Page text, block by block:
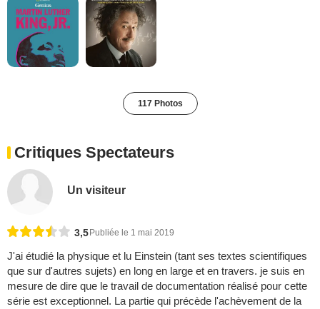
117 Photos
Critiques Spectateurs
Un visiteur
3,5 Publiée le 1 mai 2019
J'ai étudié la physique et lu Einstein (tant ses textes scientifiques
que sur d'autres sujets) en long en large et en travers. je suis en
mesure de dire que le travail de documentation réalisé pour cette
série est exceptionnel. La partie qui précède l'achèvement de la